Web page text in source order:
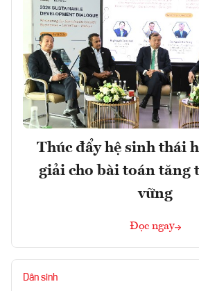
Thúc đẩy hệ sinh thái
giải cho bài toán tăng
vững
Đọc ngay
Dân sinh